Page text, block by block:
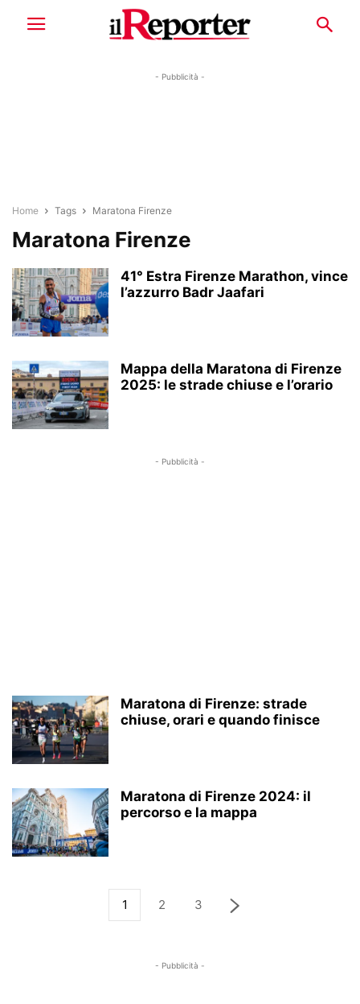
- Pubblicità -
Home Tags Maratona Firenze
Maratona Firenze
41° Estra Firenze Marathon, vince
l’azzurro Badr Jaafari
Mappa della Maratona di Firenze
2025: le strade chiuse e l’orario
- Pubblicità -
Maratona di Firenze: strade
chiuse, orari e quando finisce
Maratona di Firenze 2024: il
percorso e la mappa
1 2 3
- Pubblicità -